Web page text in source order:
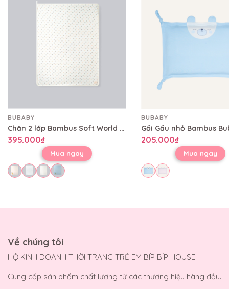
BUBABY
Chăn 2 lớp Bambus Soft World Bubaby 80x100 cm CBB08002L
395.000₫
Mua ngay
BUBABY
205.000₫
Mua ngay
Về chúng tôi
HỘ KINH DOANH THỜI TRANG TRẺ EM BÍP BÍP HOUSE
Cung cấp sản phẩm chất lượng từ các thương hiệu hàng đầu.